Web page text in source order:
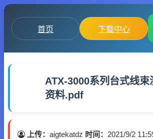
首页 下载中心
ATX-3000系列台式线束
资料.pdf
上传： aigtekatdz 时间： 2021/9/2